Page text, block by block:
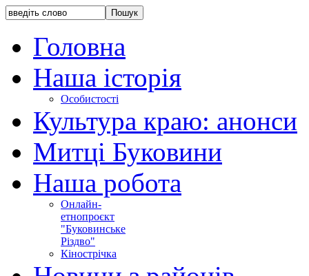
Головна
Наша історія
Особистості
Культура краю: анонси
Митці Буковини
Наша робота
Онлайн-
етнопроєкт
"Буковинське
Різдво"
Кінострічка